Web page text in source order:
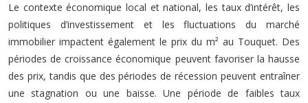
Le contexte économique local et national, les taux d’intérêt, les
politiques d’investissement et les fluctuations du marché
immobilier impactent également le prix du m² au Touquet. Des
périodes de croissance économique peuvent favoriser la hausse
des prix, tandis que des périodes de récession peuvent entraîner
une stagnation ou une baisse. Une période de faibles taux